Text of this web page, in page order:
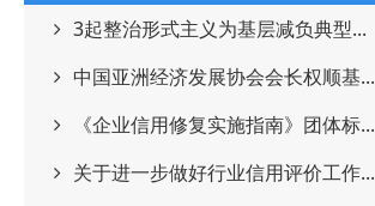
3起整治形式主义为基层减负典型...
中国亚洲经济发展协会会长权顺基...
《企业信用修复实施指南》团体标...
关于进一步做好行业信用评价工作...